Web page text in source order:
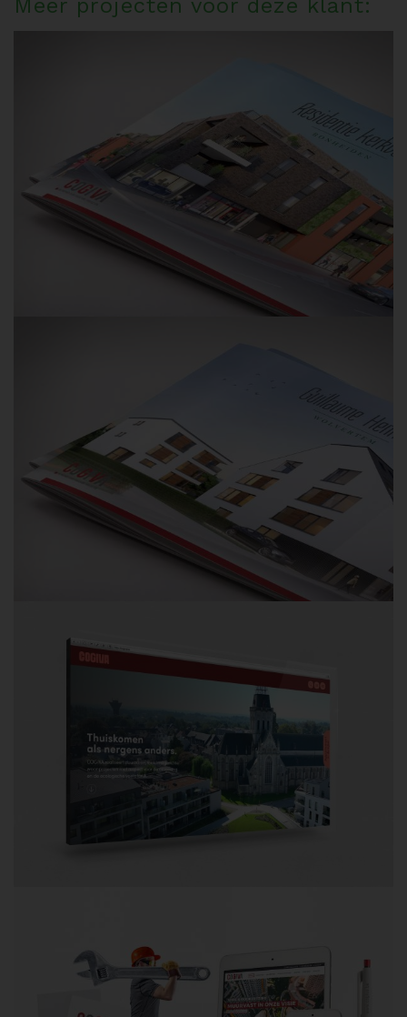
Meer projecten voor deze klant: